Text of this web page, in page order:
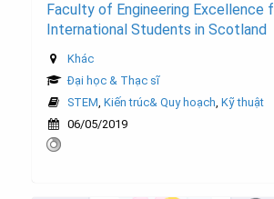
Faculty of Engineering Excellence
International Students in Scotland
Khác
Đại học & Thạc sĩ
STEM, Kiến trúc& Quy hoạch, Kỹ thuật
06/05/2019